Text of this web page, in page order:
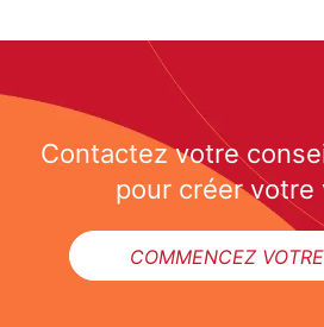
Contactez votre
pour créer votre
COMMENCEZ